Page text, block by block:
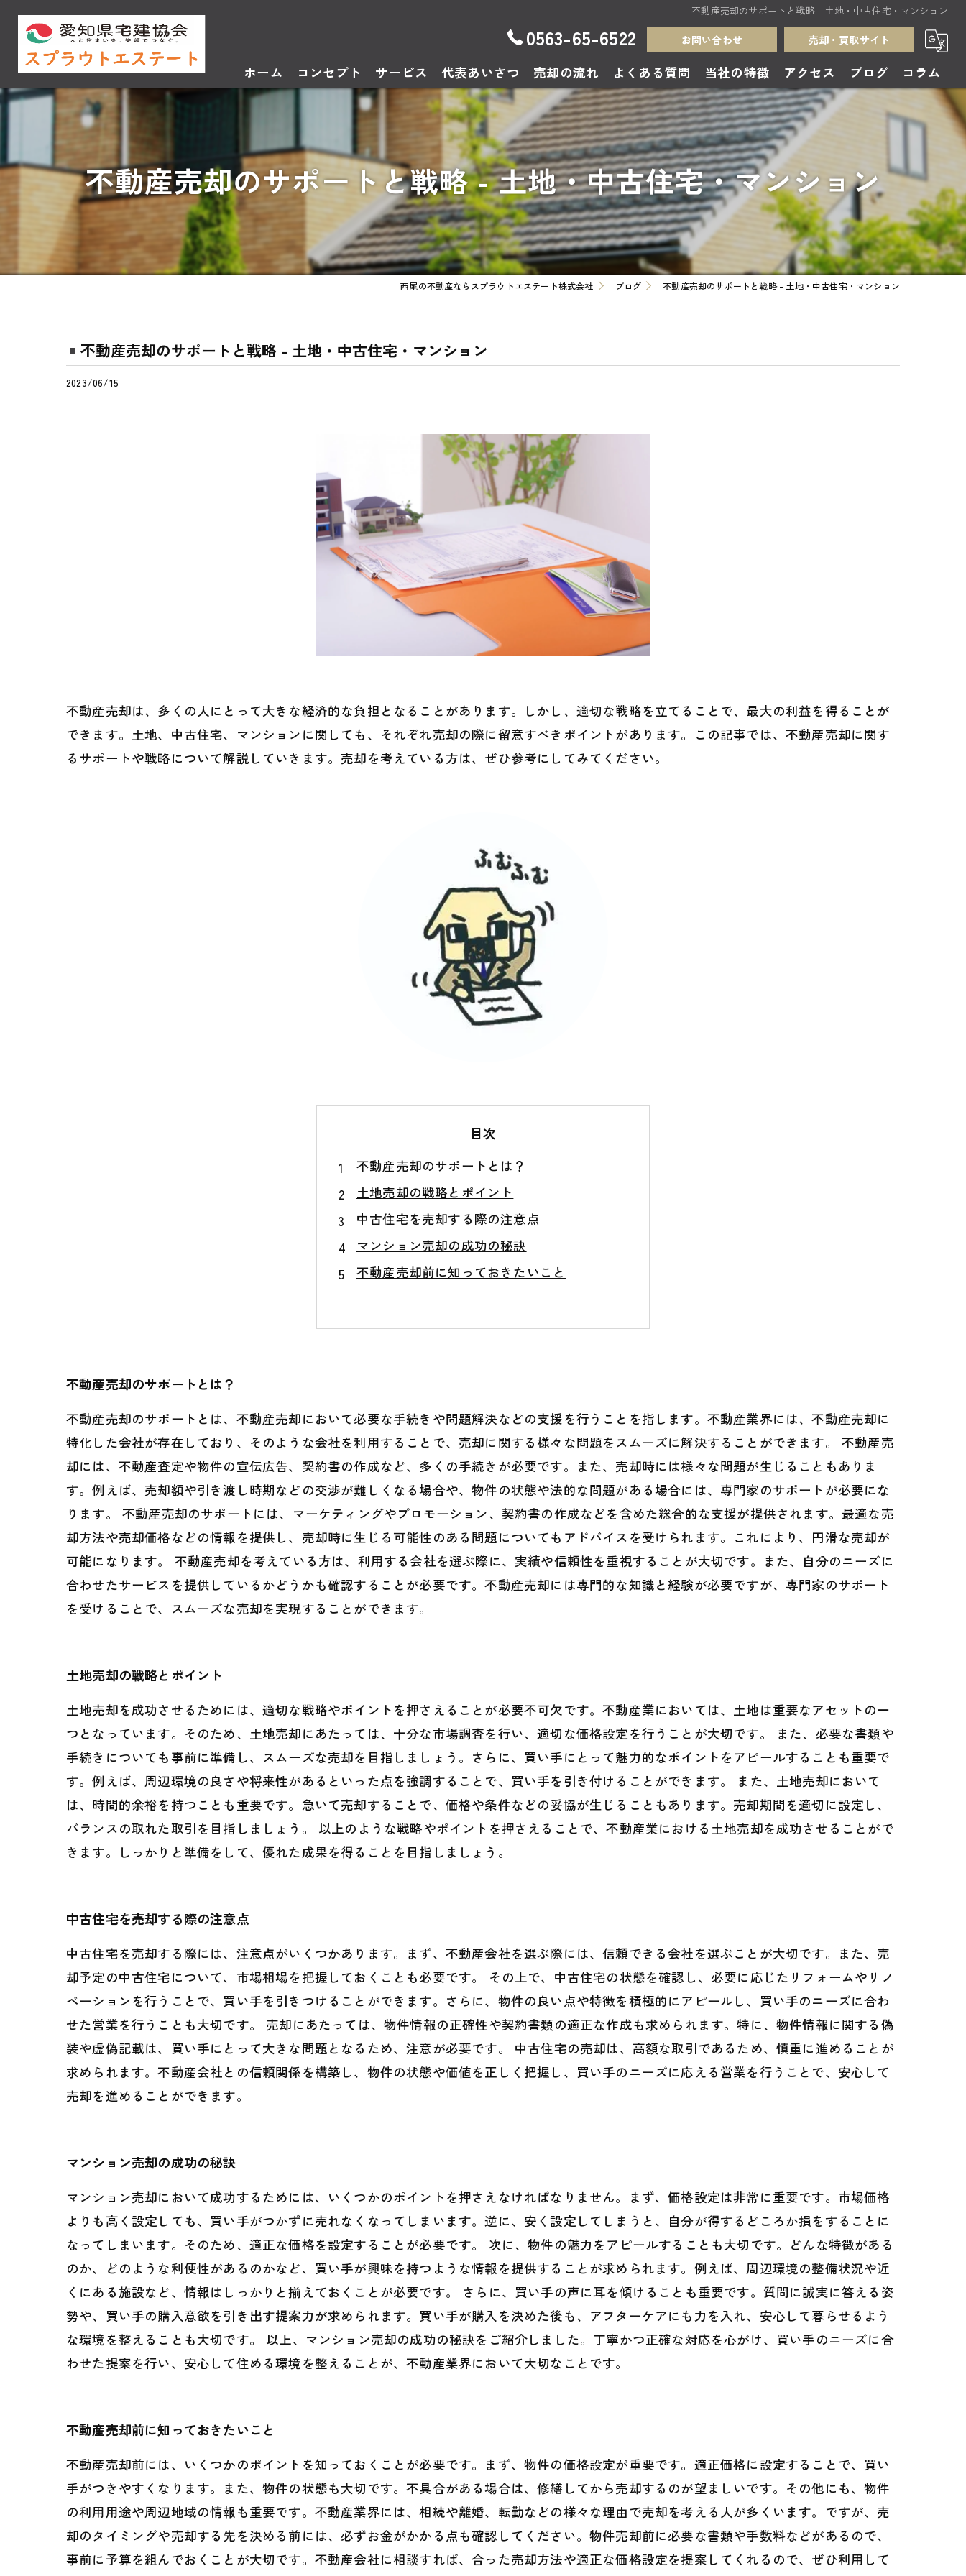
不動産売却のサポートと戦略 - 土地・中古住宅・マンション
0563-65-6522 お問い合わせ 売却・買取サイト
ホーム コンセプト サービス 代表あいさつ 売却の流れ よくある質問 当社の特徴
売却
買取
中古住宅
無料査定
土地
アクセス ブログ コラム
不動産売却のサポートと戦略 - 土地・中古住宅・マンション
西尾の不動産ならスプラウトエステート株式会社 ブログ 不動産売却のサポートと戦略 - 土地・中古住宅・マンション
不動産売却のサポートと戦略 - 土地・中古住宅・マンション
2023/06/15
不動産売却は、多くの人にとって大きな経済的な負担となることがあります。しかし、適切な戦略を立てることで、最大の利益を得ることが
できます。土地、中古住宅、マンションに関しても、それぞれ売却の際に留意すべきポイントがあります。この記事では、不動産売却に関す
るサポートや戦略について解説していきます。売却を考えている方は、ぜひ参考にしてみてください。
目次
不動産売却のサポートとは？
土地売却の戦略とポイント
中古住宅を売却する際の注意点
マンション売却の成功の秘訣
不動産売却前に知っておきたいこと
不動産売却のサポートとは？
不動産売却のサポートとは、不動産売却において必要な手続きや問題解決などの支援を行うことを指します。不動産業界には、不動産売却に
特化した会社が存在しており、そのような会社を利用することで、売却に関する様々な問題をスムーズに解決することができます。 不動産売
却には、不動産査定や物件の宣伝広告、契約書の作成など、多くの手続きが必要です。また、売却時には様々な問題が生じることもありま
す。例えば、売却額や引き渡し時期などの交渉が難しくなる場合や、物件の状態や法的な問題がある場合には、専門家のサポートが必要にな
ります。 不動産売却のサポートには、マーケティングやプロモーション、契約書の作成などを含めた総合的な支援が提供されます。最適な売
却方法や売却価格などの情報を提供し、売却時に生じる可能性のある問題についてもアドバイスを受けられます。これにより、円滑な売却が
可能になります。 不動産売却を考えている方は、利用する会社を選ぶ際に、実績や信頼性を重視することが大切です。また、自分のニーズに
合わせたサービスを提供しているかどうかも確認することが必要です。不動産売却には専門的な知識と経験が必要ですが、専門家のサポート
を受けることで、スムーズな売却を実現することができます。
土地売却の戦略とポイント
土地売却を成功させるためには、適切な戦略やポイントを押さえることが必要不可欠です。不動産業においては、土地は重要なアセットの一
つとなっています。そのため、土地売却にあたっては、十分な市場調査を行い、適切な価格設定を行うことが大切です。 また、必要な書類や
手続きについても事前に準備し、スムーズな売却を目指しましょう。さらに、買い手にとって魅力的なポイントをアピールすることも重要で
す。例えば、周辺環境の良さや将来性があるといった点を強調することで、買い手を引き付けることができます。 また、土地売却において
は、時間的余裕を持つことも重要です。急いて売却することで、価格や条件などの妥協が生じることもあります。売却期間を適切に設定し、
バランスの取れた取引を目指しましょう。 以上のような戦略やポイントを押さえることで、不動産業における土地売却を成功させることがで
きます。しっかりと準備をして、優れた成果を得ることを目指しましょう。
中古住宅を売却する際の注意点
中古住宅を売却する際には、注意点がいくつかあります。まず、不動産会社を選ぶ際には、信頼できる会社を選ぶことが大切です。また、売
却予定の中古住宅について、市場相場を把握しておくことも必要です。 その上で、中古住宅の状態を確認し、必要に応じたリフォームやリノ
ベーションを行うことで、買い手を引きつけることができます。さらに、物件の良い点や特徴を積極的にアピールし、買い手のニーズに合わ
せた営業を行うことも大切です。 売却にあたっては、物件情報の正確性や契約書類の適正な作成も求められます。特に、物件情報に関する偽
装や虚偽記載は、買い手にとって大きな問題となるため、注意が必要です。 中古住宅の売却は、高額な取引であるため、慎重に進めることが
求められます。不動産会社との信頼関係を構築し、物件の状態や価値を正しく把握し、買い手のニーズに応える営業を行うことで、安心して
売却を進めることができます。
マンション売却の成功の秘訣
マンション売却において成功するためには、いくつかのポイントを押さえなければなりません。まず、価格設定は非常に重要です。市場価格
よりも高く設定しても、買い手がつかずに売れなくなってしまいます。逆に、安く設定してしまうと、自分が得するどころか損をすることに
なってしまいます。そのため、適正な価格を設定することが必要です。 次に、物件の魅力をアピールすることも大切です。どんな特徴がある
のか、どのような利便性があるのかなど、買い手が興味を持つような情報を提供することが求められます。例えば、周辺環境の整備状況や近
くにある施設など、情報はしっかりと揃えておくことが必要です。 さらに、買い手の声に耳を傾けることも重要です。質問に誠実に答える姿
勢や、買い手の購入意欲を引き出す提案力が求められます。買い手が購入を決めた後も、アフターケアにも力を入れ、安心して暮らせるよう
な環境を整えることも大切です。 以上、マンション売却の成功の秘訣をご紹介しました。丁寧かつ正確な対応を心がけ、買い手のニーズに合
わせた提案を行い、安心して住める環境を整えることが、不動産業界において大切なことです。
不動産売却前に知っておきたいこと
不動産売却前には、いくつかのポイントを知っておくことが必要です。まず、物件の価格設定が重要です。適正価格に設定することで、買い
手がつきやすくなります。また、物件の状態も大切です。不具合がある場合は、修繕してから売却するのが望ましいです。その他にも、物件
の利用用途や周辺地域の情報も重要です。不動産業界には、相続や離婚、転勤などの様々な理由で売却を考える人が多くいます。ですが、売
却のタイミングや売却する先を決める前には、必ずお金がかかる点も確認してください。物件売却前に必要な書類や手数料などがあるので、
事前に予算を組んでおくことが大切です。不動産会社に相談すれば、合った売却方法や適正な価格設定を提案してくれるので、ぜひ利用して